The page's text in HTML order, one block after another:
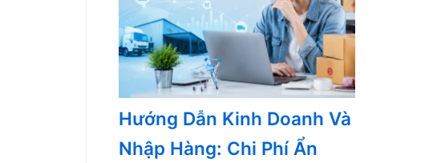
Hướng Dẫn Kinh Doanh Và
Nhập Hàng: Chi Phí Ẩn